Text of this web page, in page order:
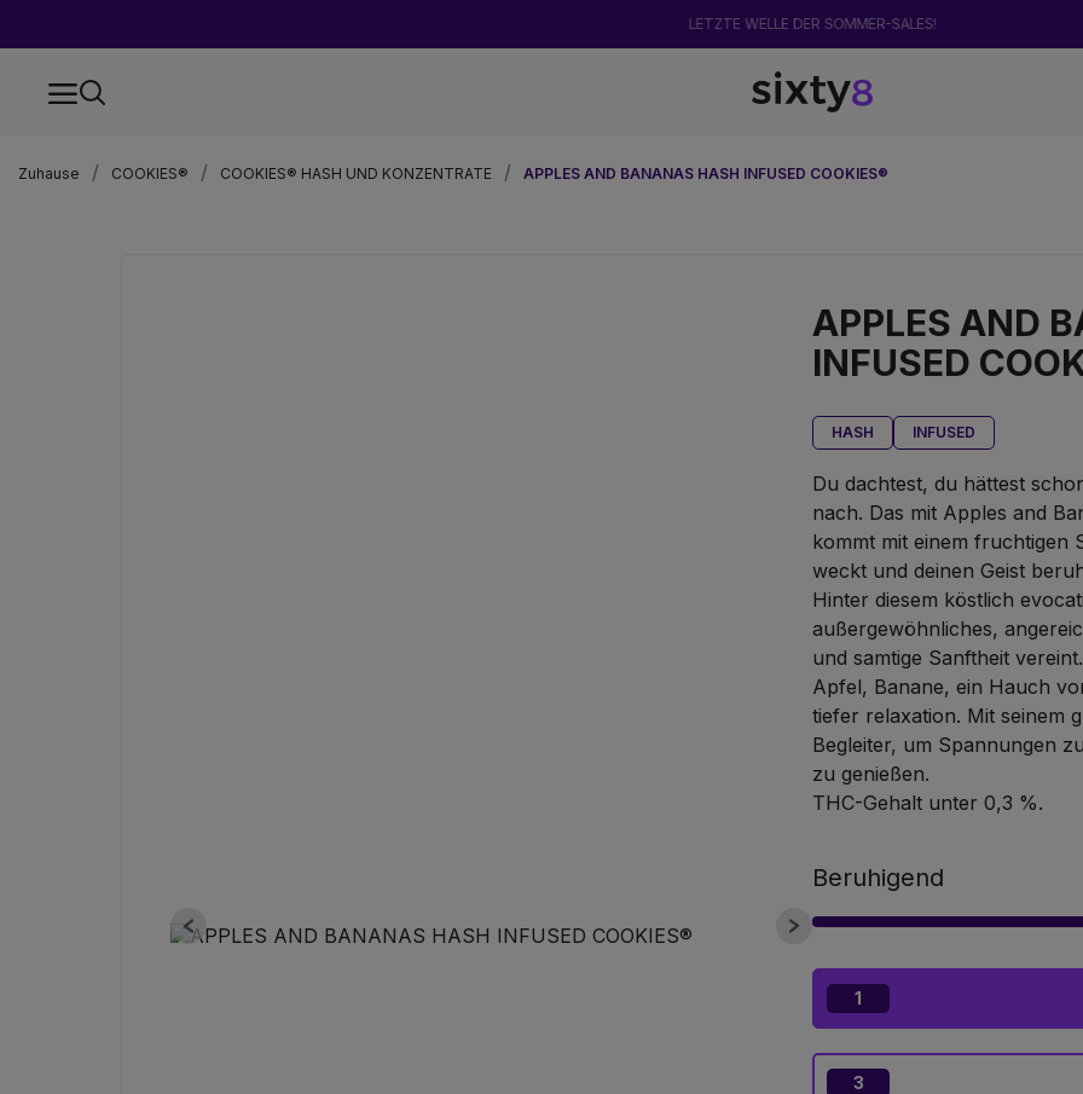
LETZTE WELLE DER SOMMER-SALES!
Zuhause COOKIES® COOKIES® HASH UND KONZENTRATE APPLES AND BANANAS HASH INFUSED COOKIES®
APPLES AND
INFUSED
HASH INFUSED
Du dachtest, du hättest
nach. Das mit Apples and
kommt mit einem fruchtigen
weckt und deinen Geist
Hinter diesem köstlich
außergewöhnliches,
und samtige Sanftheit vereint.
Apfel, Banane, ein Hauch
tiefer relaxation. Mit seinem
Begleiter, um Spannungen
zu genießen.
THC-Gehalt unter 0,3 %.
Beruhigend
1
3